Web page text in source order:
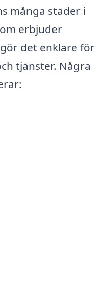
många städer i
erbjuder
det enklare för
tjänster. Några